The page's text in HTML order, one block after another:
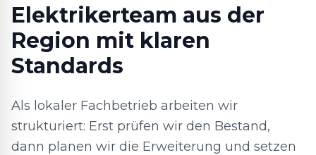
Elektrikerteam aus der
Region mit klaren
Standards
Als lokaler Fachbetrieb arbeiten wir
strukturiert: Erst prüfen wir den Bestand,
dann planen wir die Erweiterung und setzen